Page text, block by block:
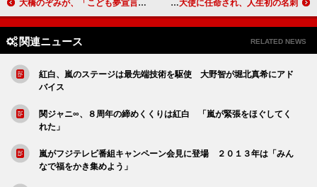
大橋のぞみが、「こども夢宣言」 「家族と一緒に宇宙へ行きたい」 寺島しのぶ、児玉清さんの死亡に「整理がつかない」 フランス観光親善大使に任命され、人生初の名刺
関連ニュース RELATED NEWS
紅白、嵐のステージは最先端技術を駆使 大野智が堀北真希にアド
バイス
関ジャニ∞、８周年の締めくくりは紅白 「嵐が緊張をほぐしてく
れた」
嵐がフジテレビ番組キャンペーン会見に登場 ２０１３年は「みん
なで福をかき集めよう」